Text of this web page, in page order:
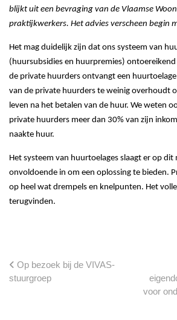
blijkt uit een bevraging van de Vlaamse
praktijkwerkers. Het advies verscheen begin
Het mag duidelijk zijn dat ons systeem van
(huursubsidies en huurpremies)
de private huurders ontvangt een
van de private huurders te weinig overhoudt
leven na het betalen van de huur. We weten
private huurders meer dan 30% van zijn
naakte huur.
Het systeem van huurtoelages slaagt er op
onvoldoende in om een oplossing te bieden.
op heel wat drempels en knelpunten. Het
terugvinden.
Op bezoek bij de VIVAS-
stuurgroep
voor